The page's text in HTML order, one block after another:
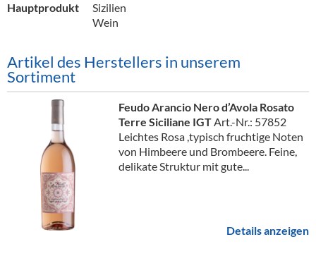
Sizilien
Hauptprodukt
Wein
Artikel des Herstellers in unserem
Sortiment
Feudo Arancio Nero d’Avola Rosato
Terre Siciliane IGTArt.-Nr.: 57852
Leichtes Rosa ,typisch fruchtige Noten
von Himbeere und Brombeere. Feine,
delikate Struktur mit gute...
Details anzeigen